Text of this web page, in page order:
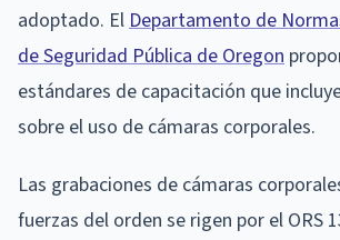
adoptado. El Departamento de
de Seguridad Pública de Oregon
estándares de capacitación que
sobre el uso de cámaras corporales.
Las grabaciones de cámaras
fuerzas del orden se rigen por el ORS